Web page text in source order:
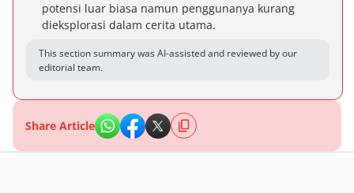
potensi luar biasa namun penggunanya kurang
dieksplorasi dalam cerita utama.
This section summary was AI-assisted and reviewed by our
editorial team.
Share Article